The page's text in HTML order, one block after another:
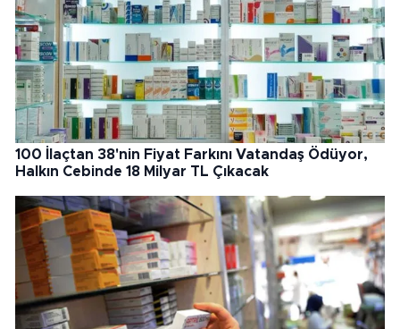
100 İlaçtan 38'nin Fiyat Farkını Vatandaş Ödüyor,
Halkın Cebinde 18 Milyar TL Çıkacak